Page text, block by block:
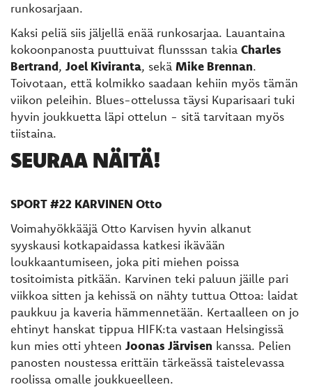
runkosarjaan.
Kaksi peliä siis jäljellä enää runkosarjaa. Lauantaina
kokoonpanosta puuttuivat flunsssan takia Charles
Bertrand, Joel Kiviranta, sekä Mike Brennan.
Toivotaan, että kolmikko saadaan kehiin myös tämän
viikon peleihin. Blues-ottelussa täysi Kuparisaari tuki
hyvin joukkuetta läpi ottelun - sitä tarvitaan myös
tiistaina.
SEURAA NÄITÄ!
SPORT #22 KARVINEN Otto
Voimahyökkääjä Otto Karvisen hyvin alkanut
syyskausi kotkapaidassa katkesi ikävään
loukkaantumiseen, joka piti miehen poissa
tositoimista pitkään. Karvinen teki paluun jäille pari
viikkoa sitten ja kehissä on nähty tuttua Ottoa: laidat
paukkuu ja kaveria hämmennetään. Kertaalleen on jo
ehtinyt hanskat tippua HIFK:ta vastaan Helsingissä
kun mies otti yhteen Joonas Järvisen kanssa. Pelien
panosten noustessa erittäin tärkeässä taistelevassa
roolissa omalle joukkueelleen.